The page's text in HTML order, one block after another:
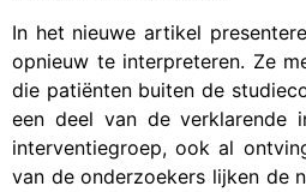
In het nieuwe artikel
opnieuw te interpreteren. Ze
die patiënten buiten de
een deel van de verklarende
interventiegroep, ook al
van de onderzoekers lijken de